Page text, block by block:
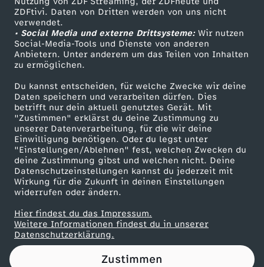
ZDFtivi. Daten von Dritten werden von uns nicht
verwendet.
• Social Media und externe Drittsysteme:Wir nutzen
Social-Media-Tools und Dienste von anderen
Anbietern. Unter anderem um das Teilen von Inhalten
zu ermöglichen.
Du kannst entscheiden, für welche Zwecke wir deine
Daten speichern und verarbeiten dürfen. Dies
betrifft nur dein aktuell genutztes Gerät. Mit
"Zustimmen" erklärst du deine Zustimmung zu
unserer Datenverarbeitung, für die wir deine
Einwilligung benötigen. Oder du legst unter
"Einstellungen/Ablehnen" fest, welchen Zwecken du
deine Zustimmung gibst und welchen nicht. Deine
Datenschutzeinstellungen kannst du jederzeit mit
Wirkung für die Zukunft in deinen Einstellungen
widerrufen oder ändern.
Hier findest du das Impressum.
Weitere Informationen findest du in unserer
Datenschutzerklärung.
Zustimmen
a
s
O
P
F
E
R
E
I
ZDF Unternehmen
Karriere
ZDF goes Schule
Werbefernsehen
Mainzelmännchen
Partner